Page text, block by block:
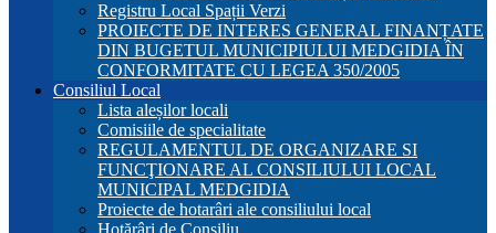
Registru Local Spații Verzi
PROIECTE DE INTERES GENERAL FINANȚATE
DIN BUGETUL MUNICIPIULUI MEDGIDIA ÎN
CONFORMITATE CU LEGEA 350/2005
Consiliul Local
Lista aleșilor locali
Comisiile de specialitate
REGULAMENTUL DE ORGANIZARE SI
FUNCŢIONARE AL CONSILIULUI LOCAL
MUNICIPAL MEDGIDIA
Proiecte de hotarâri ale consiliului local
Hotărâri de Consiliu